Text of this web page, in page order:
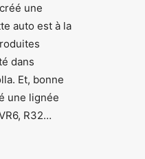
une
auto est à la
dans
Et, bonne
une lignée
R32…